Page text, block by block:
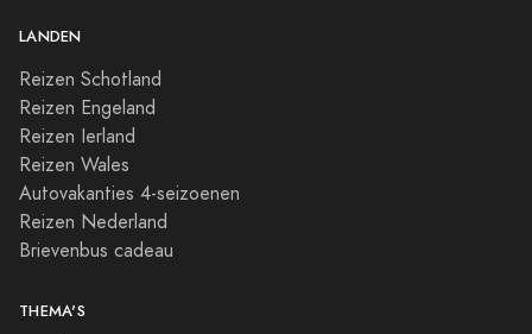
LANDEN
Reizen Schotland
Reizen Engeland
Reizen Ierland
Reizen Wales
Autovakanties 4-seizoenen
Reizen Nederland
Brievenbus cadeau
THEMA'S